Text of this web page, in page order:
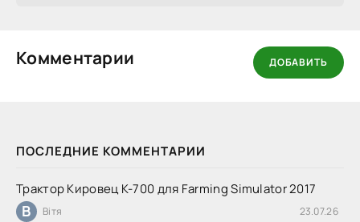
ПОСЛЕДНИЕ КОММЕНТАРИИ
Трактор Кировец К-700 для Farming Simulator 2017
В Вітя 23.07.26
Комментарии ДОБАВИТЬ